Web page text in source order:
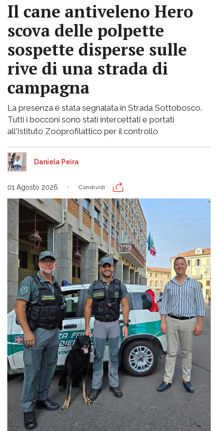
Il cane antiveleno Hero
scova delle polpette
sospette disperse sulle
rive di una strada di
campagna
La presenza è stata segnalata in Strada Sottobosco.
Tutti i bocconi sono stati intercettati e portati
all'Istituto Zooprofilattico per il controllo
Daniela Peira
01 Agosto 2026 Condividi